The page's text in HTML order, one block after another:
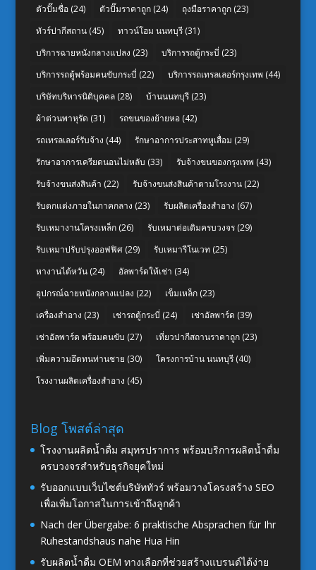
ตัวปั๊มชื่อ(24) ตัวปั๊มราคาถูก(24) ถุงมือราคาถูก(23)
ทัวร์ปากีสถาน(45) ทาวน์โฮม นนทบุรี(31)
บริการฉายหนังกลางแปลง (23) บริการรถตู้กระบี่ (23)
บริการรถตู้พร้อมคนขับกระบี่ (22) บริการรถเทรลเลอร์กรุงเทพ (44)
บริษัทบริหารนิติบุคคล(28) บ้านนนทบุรี(23)
ผ้าต่วนพาหุรัด (31) รถขนของย้ายหอ(42)
รถเทรลเลอร์รับจ้าง (44) รักษาอาการประสาทหูเสื่อม (29)
รักษาอาการเครียดนอนไม่หลับ (33) รับจ้างขนของกรุงเทพ (43)
รับจ้างขนส่งสินค้า (22) รับจ้างขนส่งสินค้าตามโรงงาน(22)
รับตกแต่งภายในภาคกลาง (23) รับผลิตเครื่องสำอาง (67)
รับเหมางานโครงเหล็ก(26) รับเหมาต่อเติมครบวงจร(29)
รับเหมาปรับปรุงออฟฟิศ(29) รับเหมารีโนเวท (25)
หางานไต้หวัน(24) อัลพาร์ดให้เช่า (34)
อุปกรณ์ฉายหนังกลางแปลง (22) เข็มเหล็ก(23)
เครื่องสำอาง (23) เช่ารถตู้กระบี่ (24) เช่าอัลพาร์ด (39)
เช่าอัลพาร์ด พร้อมคนขับ (27) เที่ยวปากีสถานราคาถูก(23)
เพิ่มความอึดทนท่านชาย (30) โครงการบ้าน นนทบุรี(40)
โรงงานผลิตเครื่องสำอาง (45)
Blog โพสต์ล่าสุด
โรงงานผลิตน้ำดื่ม สมุทรปราการ พร้อมบริการผลิตน้ำดื่ม
ครบวงจรสำหรับธุรกิจยุคใหม่
รับออกแบบเว็บไซต์บริษัททัวร์ พร้อมวางโครงสร้าง SEO
เพื่อเพิ่มโอกาสในการเข้าถึงลูกค้า
Nach der Übergabe: 6 praktische Absprachen für Ihr
Ruhestandshaus nahe Hua Hin
รับผลิตน้ำดื่ม OEM ทางเลือกที่ช่วยสร้างแบรนด์ได้ง่าย